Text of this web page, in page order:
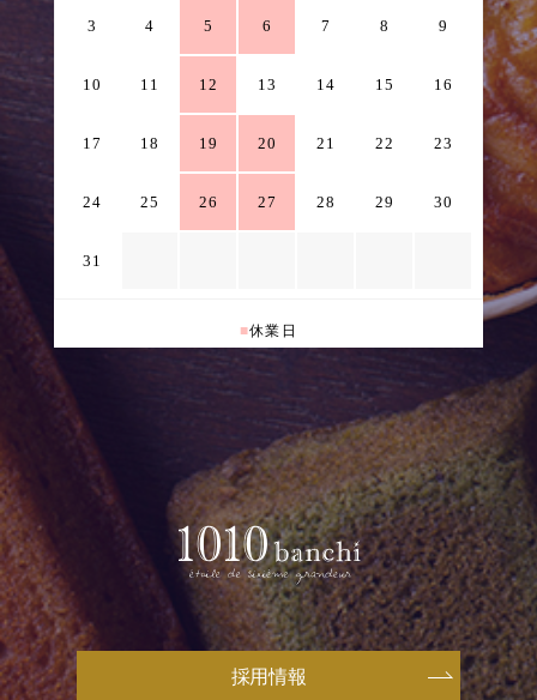
3 4 5 6 7 8 9
10 11 12 13 14 15 16
17 18 19 20 21 22 23
24 25 26 27 28 29 30
31
■休業日
採用情報